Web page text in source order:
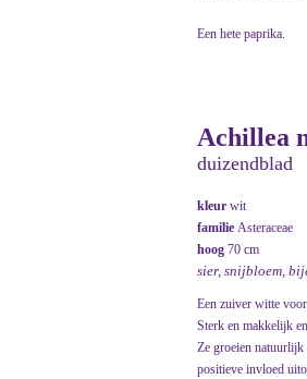
Een hete paprika.
Achillea
duizendblad
kleur wit
familie Asteraceae
hoog 70 cm
sier, snijbloem,
Een zuiver witte
Sterk en makkelijk
Ze groeien
positieve invloed